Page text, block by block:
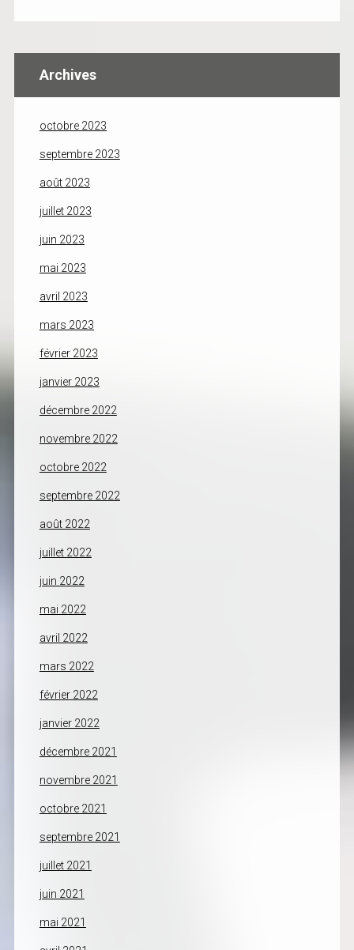
Archives
octobre 2023
septembre 2023
août 2023
juillet 2023
juin 2023
mai 2023
avril 2023
mars 2023
février 2023
janvier 2023
décembre 2022
novembre 2022
octobre 2022
septembre 2022
août 2022
juillet 2022
juin 2022
mai 2022
avril 2022
mars 2022
février 2022
janvier 2022
décembre 2021
novembre 2021
octobre 2021
septembre 2021
juillet 2021
juin 2021
mai 2021